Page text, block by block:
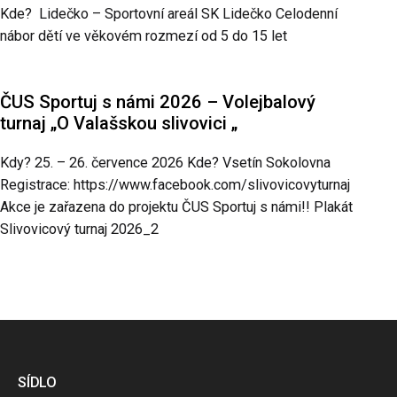
Kde? Lidečko – Sportovní areál SK Lidečko Celodenní
nábor dětí ve věkovém rozmezí od 5 do 15 let
ČUS Sportuj s námi 2026 – Volejbalový
turnaj „O Valašskou slivovici „
Kdy? 25. – 26. července 2026 Kde? Vsetín Sokolovna
Registrace: https://www.facebook.com/slivovicovyturnaj
Akce je zařazena do projektu ČUS Sportuj s námi!! Plakát
Slivovicový turnaj 2026_2
SÍDLO